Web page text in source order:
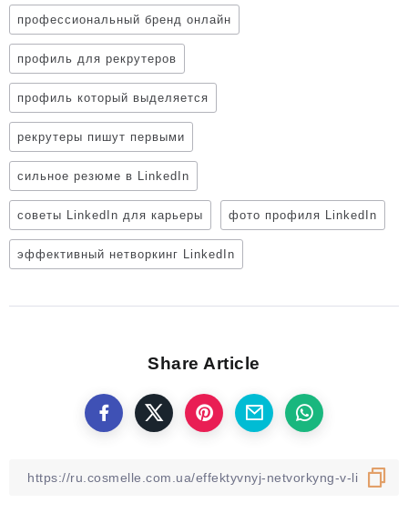
профессиональный бренд онлайн
профиль для рекрутеров
профиль который выделяется
рекрутеры пишут первыми
сильное резюме в LinkedIn
советы LinkedIn для карьеры фото профиля LinkedIn
эффективный нетворкинг LinkedIn
Share Article